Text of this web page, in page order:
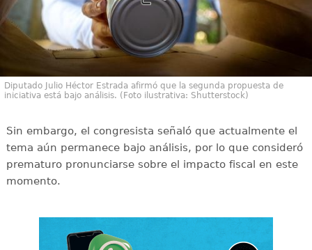
Diputado Julio Héctor Estrada afirmó que la segunda propuesta de
iniciativa está bajo análisis. (Foto ilustrativa: Shutterstock)
Sin embargo, el congresista señaló que actualmente el
tema aún permanece bajo análisis, por lo que consideró
prematuro pronunciarse sobre el impacto fiscal en este
momento.